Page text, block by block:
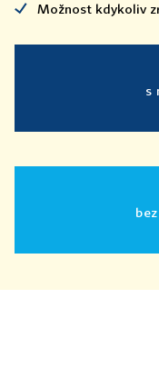
Možnost kdykoliv
s